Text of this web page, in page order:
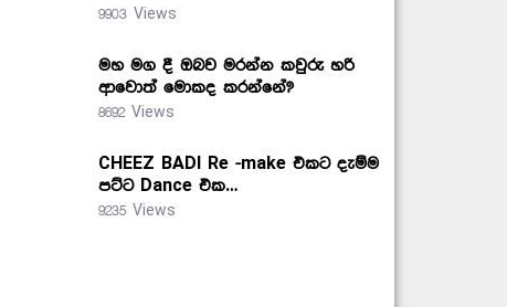
9903 Views
මහ මග දී ඔබව මරන්න කවුරු හරි
ආවොත් මොකද කරන්නේ?
8692 Views
CHEEZ BADI Re -make එකට දැම්ම
පට්ට Dance එක…
9235 Views